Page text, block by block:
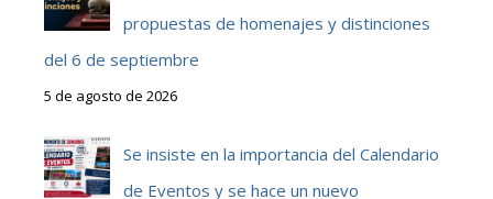
propuestas de homenajes y distinciones
del 6 de septiembre
5 de agosto de 2026
Se insiste en la importancia del Calendario
de Eventos y se hace un nuevo